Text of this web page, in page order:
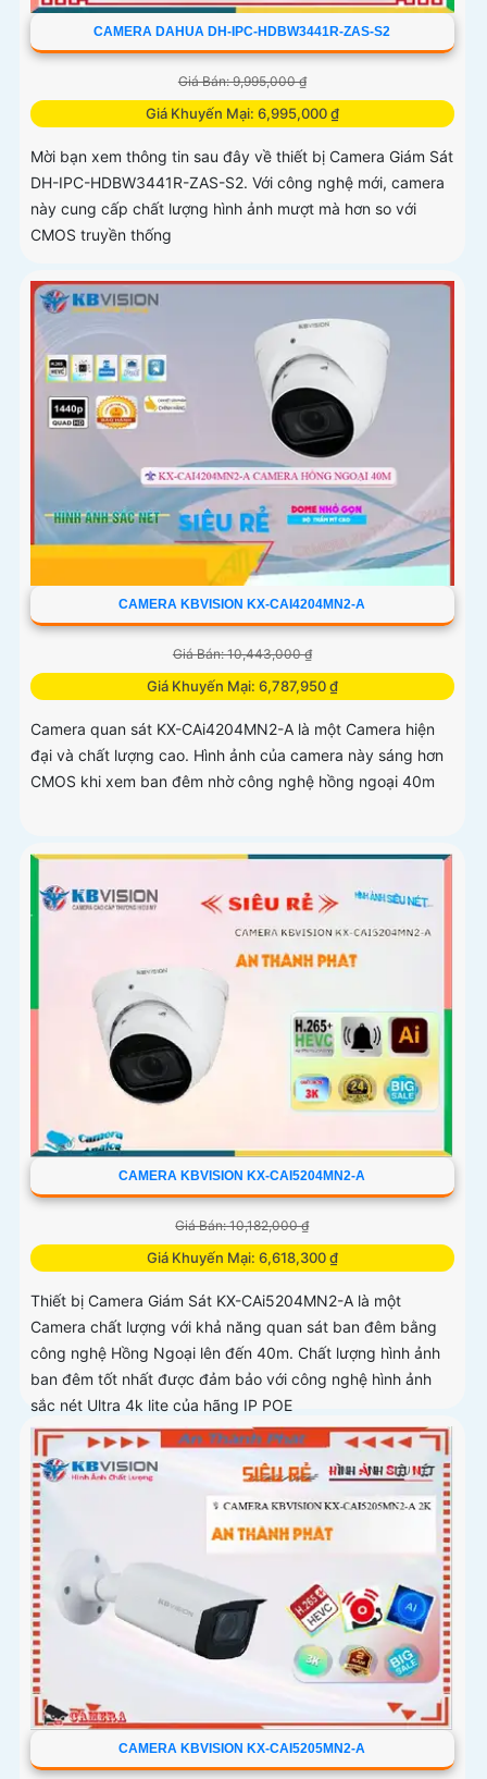
CAMERA DAHUA DH-IPC-HDBW3441R-ZAS-S2
Giá Bán: 9,995,000 ₫
Giá Khuyến Mại: 6,995,000 ₫
Mời bạn xem thông tin sau đây về thiết bị Camera Giám Sát
DH-IPC-HDBW3441R-ZAS-S2. Với công nghệ mới, camera
này cung cấp chất lượng hình ảnh mượt mà hơn so với
CMOS truyền thống
CAMERA KBVISION KX-CAI4204MN2-A
Giá Bán: 10,443,000 ₫
Giá Khuyến Mại: 6,787,950 ₫
Camera quan sát KX-CAi4204MN2-A là một Camera hiện
đại và chất lượng cao. Hình ảnh của camera này sáng hơn
CMOS khi xem ban đêm nhờ công nghệ hồng ngoại 40m
CAMERA KBVISION KX-CAI5204MN2-A
Giá Bán: 10,182,000 ₫
Giá Khuyến Mại: 6,618,300 ₫
Thiết bị Camera Giám Sát KX-CAi5204MN2-A là một
Camera chất lượng với khả năng quan sát ban đêm bằng
công nghệ Hồng Ngoại lên đến 40m. Chất lượng hình ảnh
ban đêm tốt nhất được đảm bảo với công nghệ hình ảnh
sắc nét Ultra 4k lite của hãng IP POE
CAMERA KBVISION KX-CAI5205MN2-A